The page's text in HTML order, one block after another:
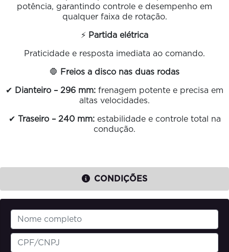
potência, garantindo controle e desempenho em
qualquer faixa de rotação.
⚡ Partida elétrica
Praticidade e resposta imediata ao comando.
🛑 Freios a disco nas duas rodas
✔ Dianteiro – 296 mm: frenagem potente e precisa em
altas velocidades.
✔ Traseiro – 240 mm:estabilidade e controle total na
condução.
CONDIÇÕES